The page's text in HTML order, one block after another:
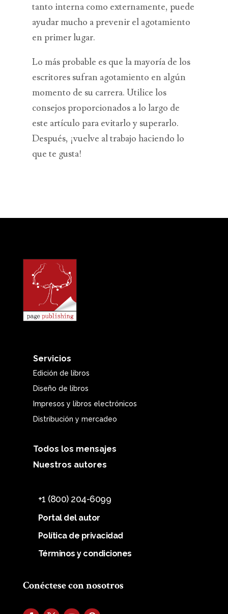
tanto interna como externamente, puede
ayudar mucho a prevenir el agotamiento
en primer lugar.
Lo más probable es que la mayoría de los
escritores sufran agotamiento en algún
momento de su carrera. Utilice los
consejos proporcionados a lo largo de
este artículo para evitarlo y superarlo.
Después, ¡vuelve al trabajo haciendo lo
que te gusta!
Servicios
Edición de libros
Diseño de libros
Impresos y libros electrónicos
Distribución y mercadeo
Todos los mensajes
Nuestros autores
+1 (800) 204-6099
Portal del autor
Política de privacidad
Términos y condiciones
Conéctese con nosotros